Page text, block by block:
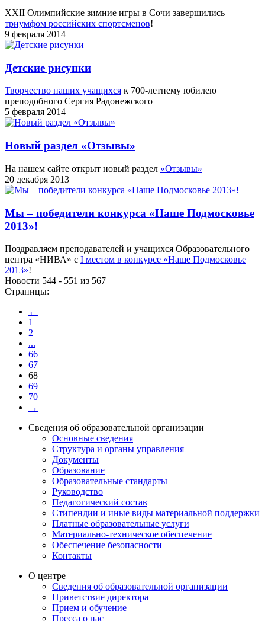
XXII Олимпийские зимние игры в Сочи завершились
триумфом российских спортсменов!
9 февраля 2014
Детские рисунки
Творчество наших учащихся к 700-летнему юбилею
преподобного Сергия Радонежского
5 февраля 2014
Новый раздел «Отзывы»
На нашем сайте открыт новый раздел «Отзывы»
20 декабря 2013
Мы – победители конкурса «Наше Подмосковье
2013»!
Поздравляем преподавателей и учащихся Образовательного
центра «НИВА» с I местом в конкурсе «Наше Подмосковье
2013»!
Новости 544 - 551 из 567
Страницы:
←
1
2
...
66
67
68
69
70
→
Сведения об образовательной организации
Основные сведения
Структура и органы управления
Документы
Образование
Образовательные стандарты
Руководство
Педагогический состав
Стипендии и иные виды материальной поддержки
Платные образовательные услуги
Материально-техническое обеспечение
Обеспечение безопасности
Контакты
О центре
Сведения об образовательной организации
Приветствие директора
Прием и обучение
Пресса о нас